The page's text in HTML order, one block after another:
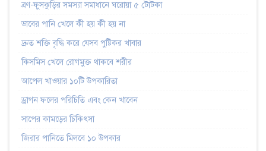
ব্রণ-ফুসকুড়ির সমস্যা সমাধানে ঘরোয়া ৫ টোটকা
ডাবের পানি খেলে কী হয় কী হয় না
দ্রুত শক্তি বৃদ্ধি করে যেসব পুষ্টিকর খাবার
কিসমিস খেলে রোগমুক্ত থাকবে শরীর
আপেল খাওয়ার ১০টি উপকারিতা
ড্রাগন ফলের পরিচিতি এবং কেন খাবেন
সাপের কামড়ের চিকিৎসা
জিরার পানিতে মিলবে ১০ উপকার